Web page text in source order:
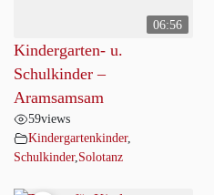
06:56
Kindergarten- u.
Schulkinder –
Aramsamsam
59views
Kindergartenkinder,
Schulkinder, Solotanz